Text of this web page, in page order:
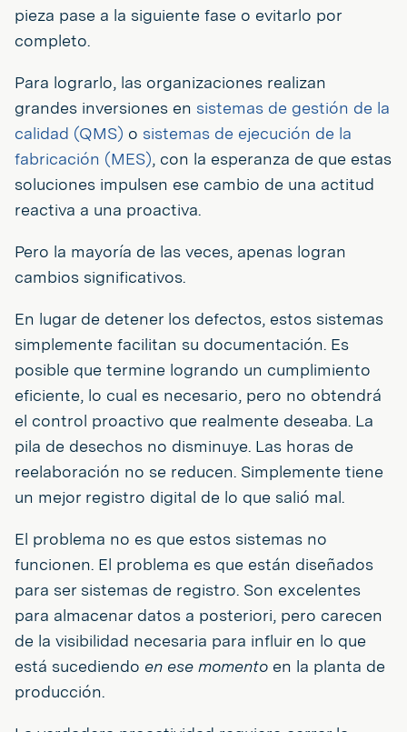
pieza pase a la siguiente fase o evitarlo por
completo.
Para lograrlo, las organizaciones realizan
grandes inversiones en sistemas de gestión de la
calidad (QMS) o sistemas de ejecución de la
fabricación (MES), con la esperanza de que estas
soluciones impulsen ese cambio de una actitud
reactiva a una proactiva.
Pero la mayoría de las veces, apenas logran
cambios significativos.
En lugar de detener los defectos, estos sistemas
simplemente facilitan su documentación. Es
posible que termine logrando un cumplimiento
eficiente, lo cual es necesario, pero no obtendrá
el control proactivo que realmente deseaba. La
pila de desechos no disminuye. Las horas de
reelaboración no se reducen. Simplemente tiene
un mejor registro digital de lo que salió mal.
El problema no es que estos sistemas no
funcionen. El problema es que están diseñados
para ser sistemas de registro. Son excelentes
para almacenar datos a posteriori, pero carecen
de la visibilidad necesaria para influir en lo que
está sucediendo en ese momento en la planta de
producción.